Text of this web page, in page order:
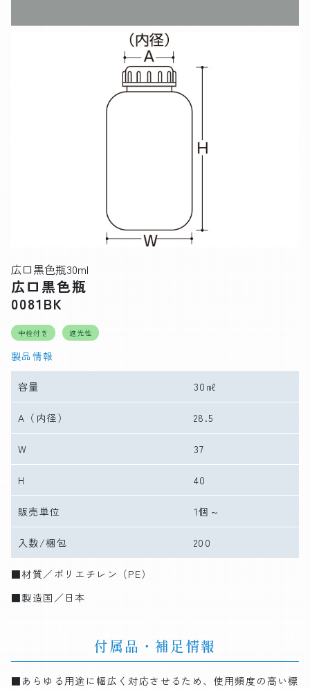
広口黒色瓶30ml
広口黒色瓶
0081BK
中栓付き 遮光性
製品情報
容量 30㎖
A （内径） 28.5
W 37
H 40
販売単位 1個～
入数/梱包 200
■材質／ポリエチレン（PE）
■製造国／日本
付属品・補足情報
■あらゆる用途に幅広く対応させるため、使用頻度の高い標